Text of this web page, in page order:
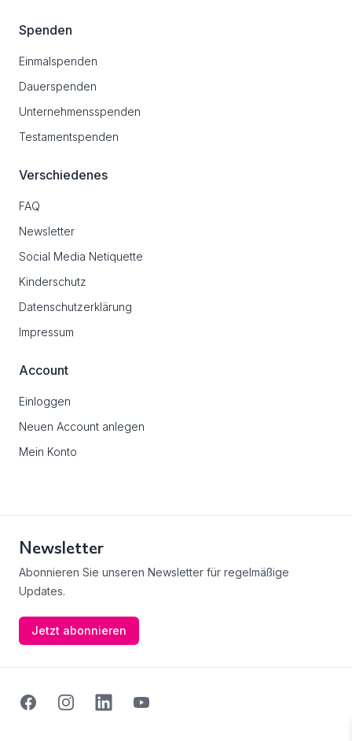
Spenden
Einmalspenden
Dauerspenden
Unternehmensspenden
Testamentspenden
Verschiedenes
FAQ
Newsletter
Social Media Netiquette
Kinderschutz
Datenschutzerklärung
Impressum
Account
Einloggen
Neuen Account anlegen
Mein Konto
Newsletter
Abonnieren Sie unseren Newsletter für regelmäßige
Updates.
Jetzt abonnieren
FacebookInstagramLinkedinYoutube